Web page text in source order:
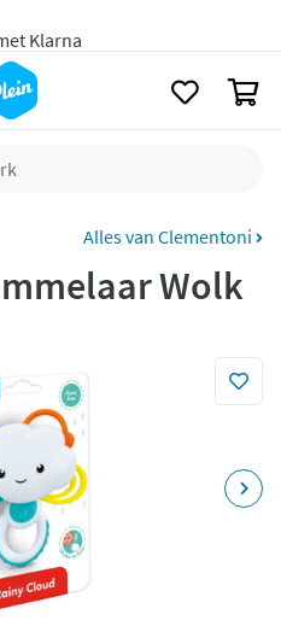
morgen
retourneren
Klarna Alles van Clementoni
Wolk